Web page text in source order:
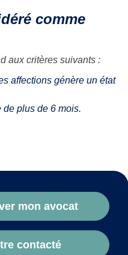
comme
aux critères suivants :
affections génère un état
plus de 6 mois.
mon avocat
contacté